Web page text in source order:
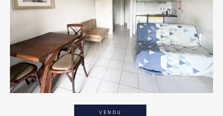
VENDU
Surface
Surface
Pièces